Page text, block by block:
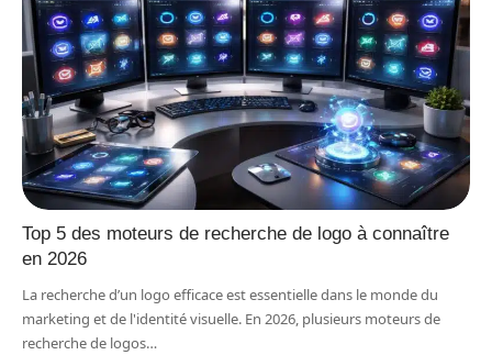
Top 5 des moteurs de recherche de logo à connaître
en 2026
La recherche d’un logo efficace est essentielle dans le monde du
marketing et de l'identité visuelle. En 2026, plusieurs moteurs de
recherche de logos…